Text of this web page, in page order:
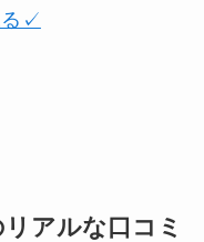
る✓
アルな口コミ